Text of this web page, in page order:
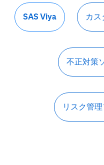
SAS Viya カ
不正対策
リスク管